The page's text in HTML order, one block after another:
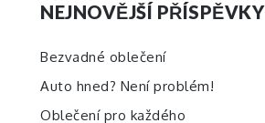
NEJNOVĚJŠÍ PŘÍSPĚVKY
Bezvadné oblečení
Auto hned? Není problém!
Oblečení pro každého